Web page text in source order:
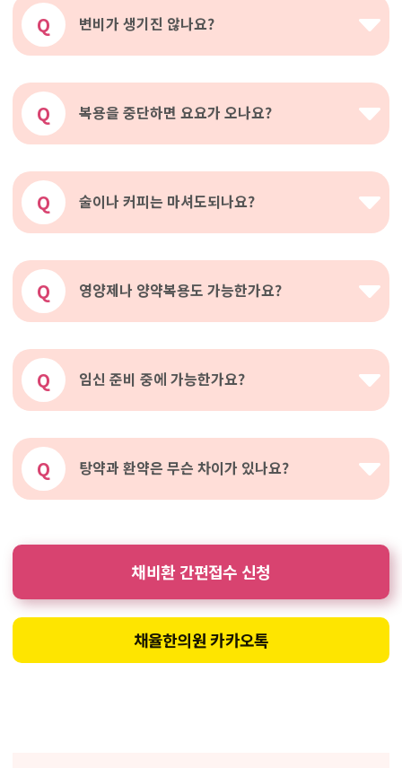
Q 변비가 생기진 않나요?
Q 복용을 중단하면 요요가 오나요?
Q 술이나 커피는 마셔도되나요?
Q 영양제나 양약복용도 가능한가요?
Q 임신 준비 중에 가능한가요?
Q 탕약과 환약은 무슨 차이가 있나요?
채비환 간편접수 신청
채율한의원 카카오톡